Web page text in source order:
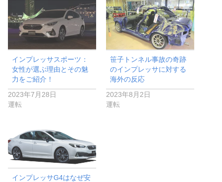
インプレッサスポーツ：
女性が選ぶ理由とその魅
力をご紹介！
2023年7月28日
運転
笹子トンネル事故の奇跡
のインプレッサに対する
海外の反応
2023年8月2日
運転
インプレッサG4はなぜ安